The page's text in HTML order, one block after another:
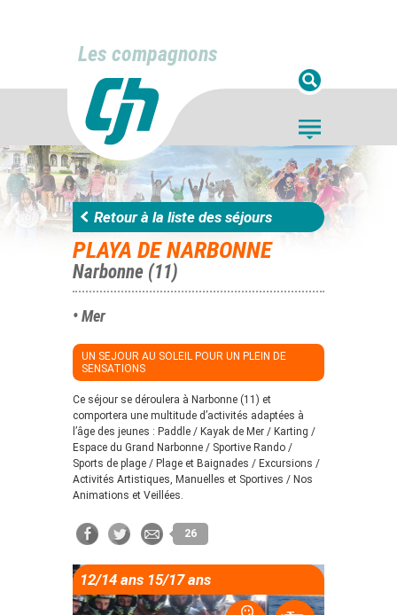
Les compagnons
Retour à la liste des séjours
PLAYA DE NARBONNE
Narbonne (11)
• Mer
UN SEJOUR AU SOLEIL POUR UN PLEIN DE
SENSATIONS
Ce séjour se déroulera à Narbonne (11) et
comportera une multitude d’activités adaptées à
l’âge des jeunes : Paddle / Kayak de Mer / Karting /
Espace du Grand Narbonne / Sportive Rando /
Sports de plage / Plage et Baignades / Excursions /
Activités Artistiques, Manuelles et Sportives / Nos
Animations et Veillées.
26
12/14 ans 15/17 ans